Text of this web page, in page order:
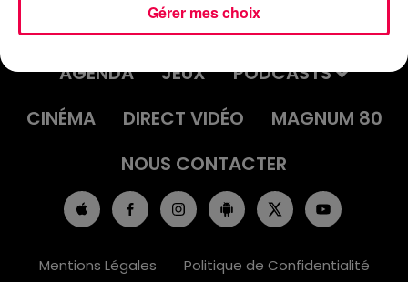
ACCUEIL INFOS
EMISSIONS
AGENDA
JEUX
PODCASTS
CINÉMA
DIRECT VIDÉO
MAGNUM 80
NOUS CONTACTER
Mentions Légales Politique de Confidentialité
Gérer mes choix